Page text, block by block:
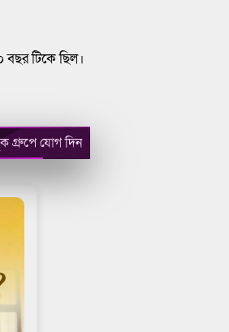
বছর টিকে ছিল।
গ্রুপে যোগ দিন